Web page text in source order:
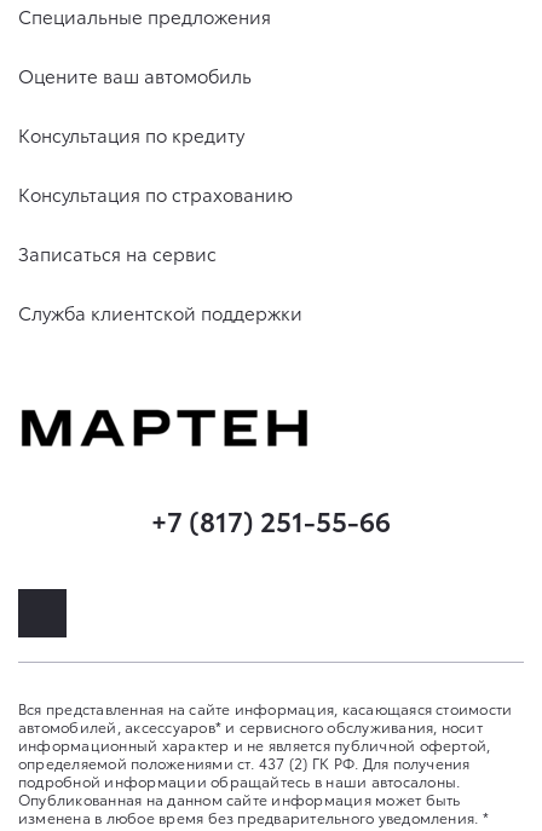
Специальные предложения
Оцените ваш автомобиль
Консультация по кредиту
Консультация по страхованию
Записаться на сервис
Служба клиентской поддержки
+7 (817) 251-55-66
Вся представленная на сайте информация, касающаяся стоимости
автомобилей, аксессуаров* и сервисного обслуживания, носит
информационный характер и не является публичной офертой,
определяемой положениями ст. 437 (2) ГК РФ. Для получения
подробной информации обращайтесь в наши автосалоны.
Опубликованная на данном сайте информация может быть
изменена в любое время без предварительного уведомления. *